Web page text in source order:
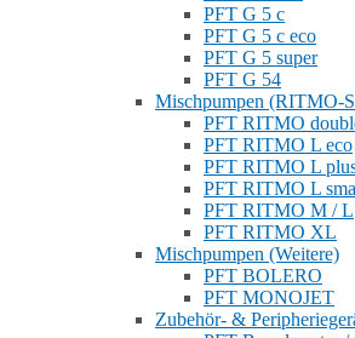
PFT G 5 c
PFT G 5 c eco
PFT G 5 super
PFT G 54
Mischpumpen (RITMO-
PFT RITMO
PFT RITMO L eco
PFT RITMO L
PFT RITMO L
PFT RITMO M / L
PFT RITMO XL
Mischpumpen (Weitere)
PFT BOLERO
PFT MONOJET
Zubehör- &